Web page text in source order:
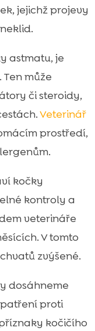
jejichž projevy
astmatu, je
může
či steroidy,
Veterinář
prostředí,
kočky
kontroly a
veterináře
V tomto
zvýšené.
dosáhneme
proti
kočičího